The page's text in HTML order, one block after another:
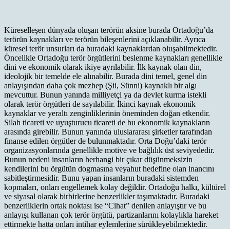
Küreselleşen dünyada oluşan terörün aksine burada Ortadoğu’da
terörün kaynakları ve terörün bileşenlerini açıklanabilir. Ayrıca
küresel terör unsurları da buradaki kaynaklardan oluşabilmektedir.
Öncelikle Ortadoğu terör örgütlerini beslenme kaynakları genellikle
dini ve ekonomik olarak ikiye ayrılabilir. İlk kaynak olan din,
ideolojik bir temelde ele alınabilir. Burada dini temel, genel din
anlayışından daha çok mezhep (Şii, Sünni) kaynaklı bir algı
mevcuttur. Bunun yanında milliyetçi ya da devlet kurma istekli
olarak terör örgütleri de sayılabilir. İkinci kaynak ekonomik
kaynaklar ve yeraltı zenginliklerinin öneminden doğan etkendir.
Silah ticareti ve uyuşturucu ticareti de bu ekonomik kaynakların
arasında girebilir. Bunun yanında uluslararası şirketler tarafından
finanse edilen örgütler de bulunmaktadır. Orta Doğu’daki terör
organizasyonlarında genellikle motive ve bağlılık üst seviyededir.
Bunun nedeni insanların herhangi bir çıkar düşünmeksizin
kendilerini bu örgütün dogmasına veyahut hedefine olan inancını
sabitleştirmesidir. Bunu yapan insanların buradaki sistemden
kopmaları, onları engellemek kolay değildir. Ortadoğu halkı, kültürel
ve siyasal olarak birbirlerine benzerlikler taşımaktadır. Buradaki
benzerliklerin ortak noktası ise “Cihat” denilen anlayıştır ve bu
anlayışı kullanan çok terör örgütü, partizanlarını kolaylıkla hareket
ettirmekte hatta onları intihar eylemlerine sürükleyebilmektedir.